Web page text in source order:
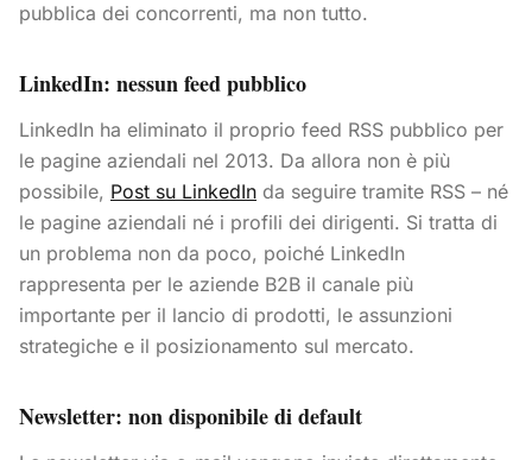
pubblica dei concorrenti, ma non tutto.
LinkedIn: nessun feed pubblico
LinkedIn ha eliminato il proprio feed RSS pubblico per
le pagine aziendali nel 2013. Da allora non è più
possibile, Post su LinkedIn da seguire tramite RSS – né
le pagine aziendali né i profili dei dirigenti. Si tratta di
un problema non da poco, poiché LinkedIn
rappresenta per le aziende B2B il canale più
importante per il lancio di prodotti, le assunzioni
strategiche e il posizionamento sul mercato.
Newsletter: non disponibile di default